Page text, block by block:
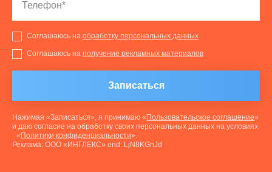
Соглашаюсь на обработку персональных данных
Соглашаюсь на получение рекламных материалов
Записаться
Нажимая «Записаться», я принимаю « Пользовательское соглашение»
и даю согласие на обработку своих персональных данных на условиях
« Политики конфиденциальности».
Реклама. ООО «ИНГЛЕКС» erid: LjN8KGnJd